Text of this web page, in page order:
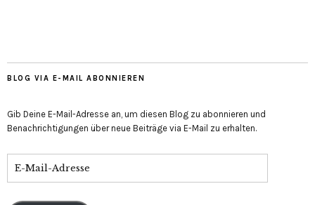
LinkedIn
BLOG VIA E-MAIL ABONNIEREN
Gib Deine E-Mail-Adresse an, um diesen Blog zu abonnieren und
Benachrichtigungen über neue Beiträge via E-Mail zu erhalten.
Mail-